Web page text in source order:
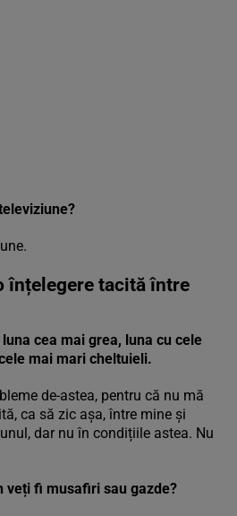
înțelegere tacită între
cea mai grea, luna cu cele
mai mari cheltuieli.
de-astea, pentru că nu mă
ca să zic așa, între mine și
dar nu în condițiile astea. Nu
veți fi musafiri sau gazde?